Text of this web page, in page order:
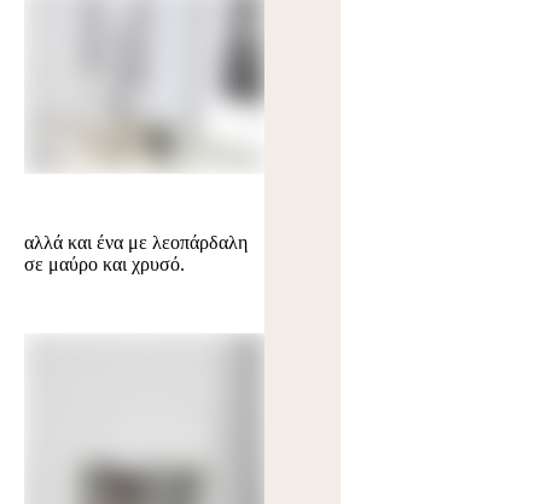
αλλά και ένα με λεοπάρδαλη
σε μαύρο και χρυσό.